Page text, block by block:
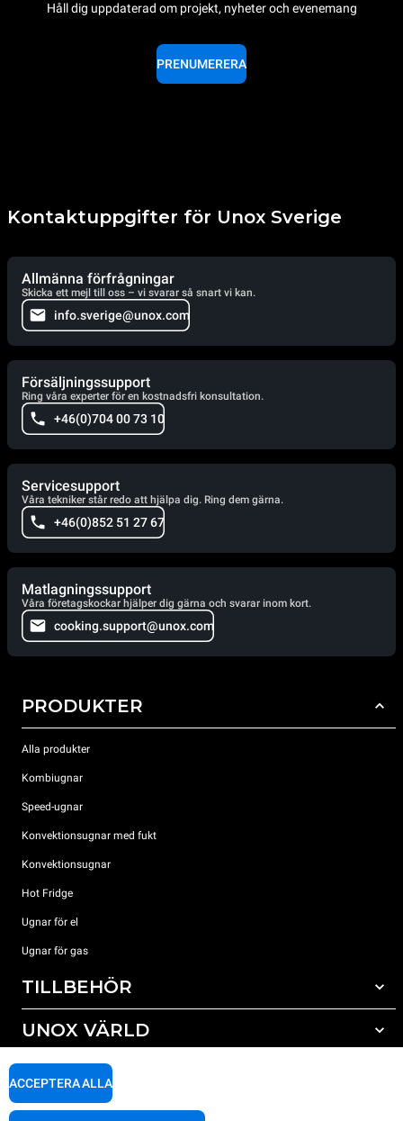
Håll dig uppdaterad om projekt, nyheter och evenemang
PRENUMERERA
Kontaktuppgifter för Unox Sverige
Allmänna förfrågningar
Skicka ett mejl till oss – vi svarar så snart vi kan.
info.sverige@unox.com
Försäljningssupport
Ring våra experter för en kostnadsfri konsultation.
+46(0)704 00 73 10
Servicesupport
Våra tekniker står redo att hjälpa dig. Ring dem gärna.
+46(0)852 51 27 67
Matlagningssupport
Våra företagskockar hjälper dig gärna och svarar inom kort.
cooking.support@unox.com
PRODUKTER
Alla produkter
Kombiugnar
Speed-ugnar
Konvektionsugnar med fukt
Konvektionsugnar
Hot Fridge
Ugnar för el
Ugnar för gas
TILLBEHÖR
Alla tillbehör
Rengöringsmedel för mauell rengöring
UNOX VÄRLD
Våra kontor runt om i världen
SUPPORT
ACCEPTERA ALLA